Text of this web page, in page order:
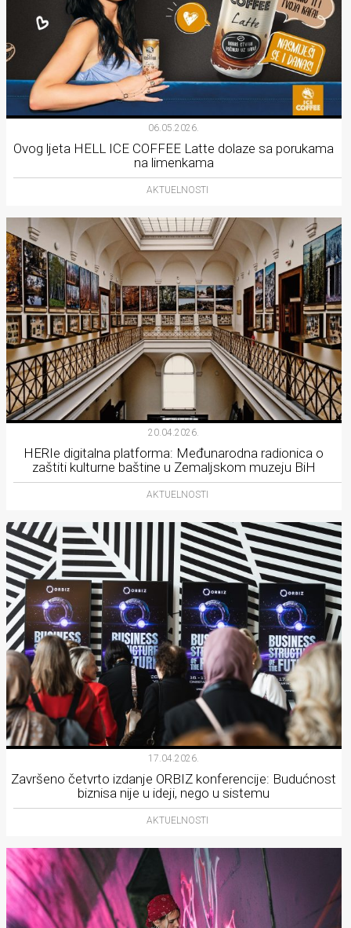
06.05.2026.
Ovog ljeta HELL ICE COFFEE Latte dolaze sa porukama
na limenkama
AKTUELNOSTI
20.04.2026.
HERIe digitalna platforma: Međunarodna radionica o
zaštiti kulturne baštine u Zemaljskom muzeju BiH
AKTUELNOSTI
17.04.2026.
Završeno četvrto izdanje ORBIZ konferencije: Budućnost
biznisa nije u ideji, nego u sistemu
AKTUELNOSTI